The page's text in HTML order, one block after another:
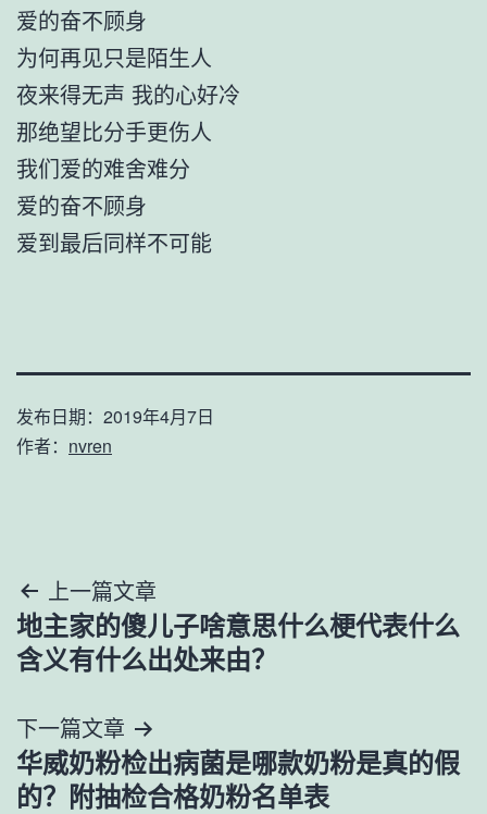
爱的奋不顾身
为何再见只是陌生人
夜来得无声 我的心好冷
那绝望比分手更伤人
我们爱的难舍难分
爱的奋不顾身
爱到最后同样不可能
发布日期： 2019年4月7日
作者： nvren
文
章
航
上一篇文章
地主家的傻儿子啥意思什么梗代表什么
含义有什么出处来由？
下一篇文章
华威奶粉检出病菌是哪款奶粉是真的假
的？附抽检合格奶粉名单表